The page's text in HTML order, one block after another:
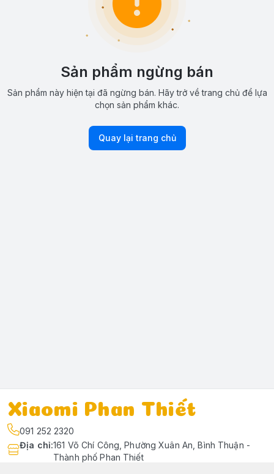
Sản phẩm ngừng bán
Sản phẩm này hiện tại đã ngừng bán. Hãy trở về trang chủ để lựa
chọn sản phẩm khác.
Quay lại trang chủ
Xiaomi Phan Thiết
091 252 2320
Địa chỉ:161 Võ Chí Công, Phường Xuân An, Bình Thuận -
Thành phố Phan Thiết